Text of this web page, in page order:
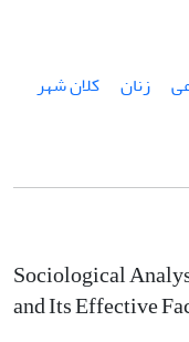
زنان
کلان شهر
Sociological
and Its Effective